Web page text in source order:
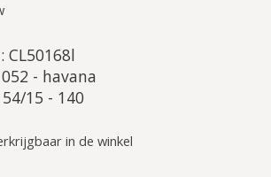
CL50168l
- havana
15 - 140
in de winkel